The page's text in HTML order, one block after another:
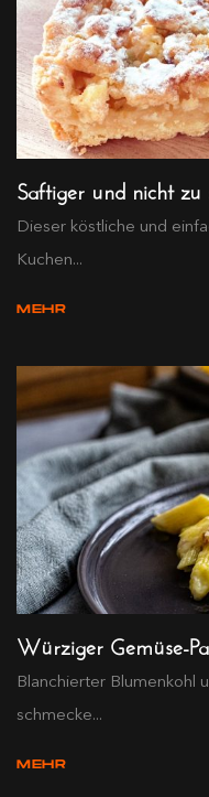
Saftiger und nicht zu
Dieser köstliche und
Kuchen...
MEHR
Würziger Gemüse-
Blanchierter Blumenkohl
schmecke...
MEHR